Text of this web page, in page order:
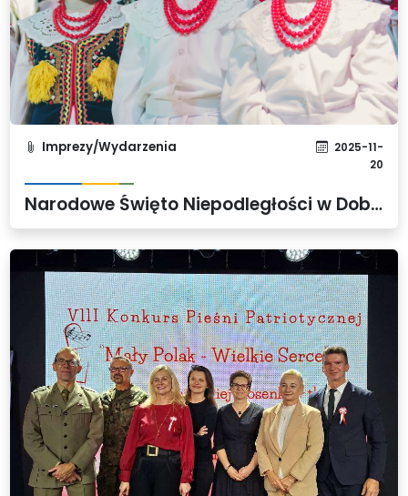
Imprezy/Wydarzenia
2025-11-
20
Narodowe Święto Niepodległości w Dobrej - galeria zdjęć